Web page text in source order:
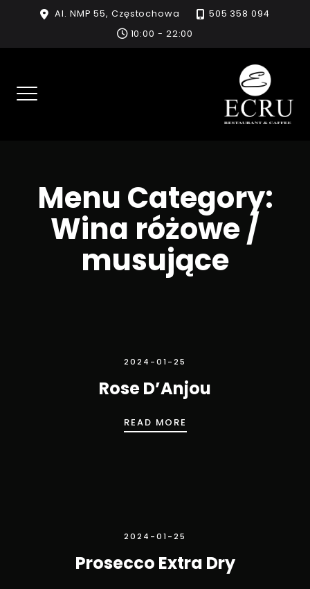
content
Al. NMP 55, Częstochowa
505 358 094
10:00 - 22:00
Menu Category:
Wina różowe /
musujące
2024-01-25
Rose D’Anjou
READ MORE
2024-01-25
Prosecco Extra Dry